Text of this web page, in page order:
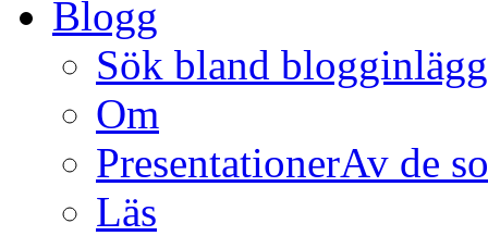
Blogg
Sök bland
Om
PresentationerAv de
Läs